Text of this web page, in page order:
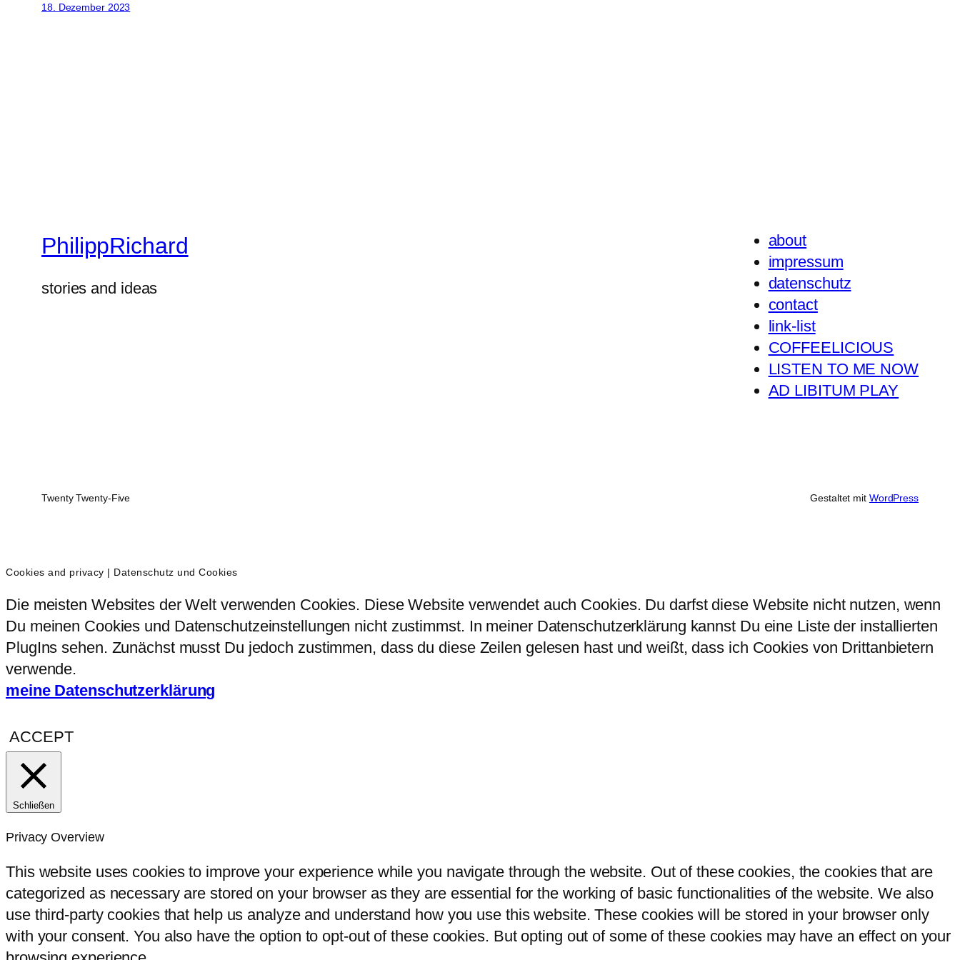
18. Dezember 2023
PhilippRichard
stories and ideas
about
impressum
datenschutz
contact
link-list
COFFEELICIOUS
LISTEN TO ME NOW
AD LIBITUM PLAY
Twenty Twenty-Five Gestaltet mit WordPress
Cookies and privacy | Datenschutz und Cookies
Die meisten Websites der Welt verwenden Cookies. Diese Website verwendet auch Cookies. Du darfst diese Website nicht nutzen, wenn
Du meinen Cookies und Datenschutzeinstellungen nicht zustimmst. In meiner Datenschutzerklärung kannst Du eine Liste der installierten
PlugIns sehen. Zunächst musst Du jedoch zustimmen, dass du diese Zeilen gelesen hast und weißt, dass ich Cookies von Drittanbietern
verwende.
meine Datenschutzerklärung
ACCEPT
Schließen
Privacy Overview
This website uses cookies to improve your experience while you navigate through the website. Out of these cookies, the cookies that are
categorized as necessary are stored on your browser as they are essential for the working of basic functionalities of the website. We also
use third-party cookies that help us analyze and understand how you use this website. These cookies will be stored in your browser only
with your consent. You also have the option to opt-out of these cookies. But opting out of some of these cookies may have an effect on your